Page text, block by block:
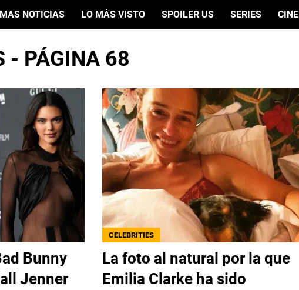
NOTICIAS LO MÁS VISTO SPOILER US SERIES CINE
- PÁGINA 68
Bunny
Jenner
CELEBRITIES
La foto al natural por la que
Emilia Clarke ha sido